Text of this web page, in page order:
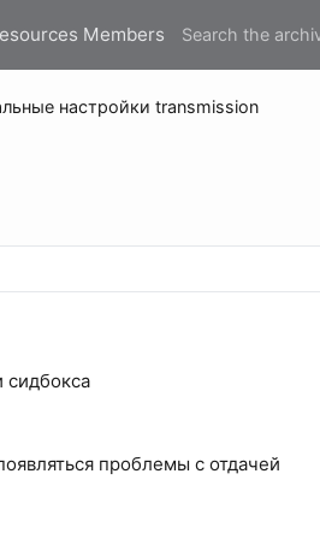
Members
настройки transmission
сидбокса
проблемы с отдачей